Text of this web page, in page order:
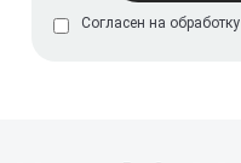
Согласен на обработку